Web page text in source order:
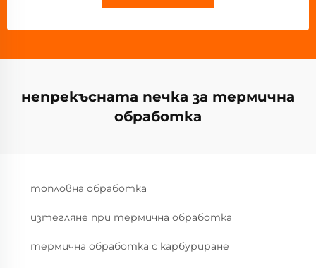
непрекъсната печка за термична
обработка
топловна обработка
изтегляне при термична обработка
термична обработка с карбуриране